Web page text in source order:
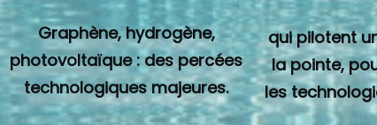
Graphène, hydrogène,
photovoltaïque : des percées
technologiques majeures.
qui pilotent
la pointe,
les